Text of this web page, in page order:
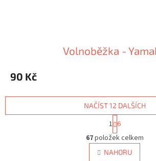
Volnoběžka -
90 Kč
O
v
l
NAČÍST 12 DALŠÍCH
S
t
r
á
n
1 6
67položek celkem
NAHORU